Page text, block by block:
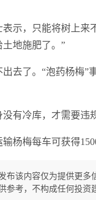
示，只能将树上来
地施肥了。”
去了。“泡药杨梅”
有冷库，才需要违
杨梅每车可获得
布该内容仅为提供更多
参考，不构成任何投资